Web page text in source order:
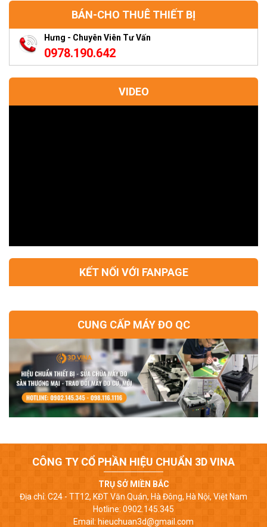
BÁN-CHO THUÊ THIẾT BỊ
Hưng - Chuyên Viên Tư Vấn
0978.190.642
VIDEO
KẾT NỐI VỚI FANPAGE
CUNG CẤP MÁY ĐO QC
CÔNG TY CỔ PHẦN HIỆU CHUẨN 3D VINA
TRỤ SỞ MIỀN BẮC
Địa chỉ: C24 - TT12, KĐT Văn Quán, Hà Đông, Hà Nội, Việt Nam
Hotline: 0902.145.345
Email: hieuchuan3d@gmail.com